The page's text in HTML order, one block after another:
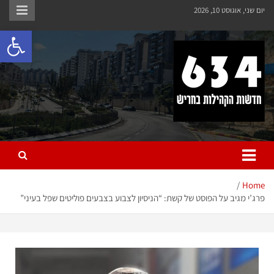
יום שני, אוגוסט 10, 2026
חריש 634
חדשות הקהילות בחריש
Home
פרג’י מגיב על הפוסט של קשת: “הניסיון לצבוע בצבעים פוליטים שפל בעיני”